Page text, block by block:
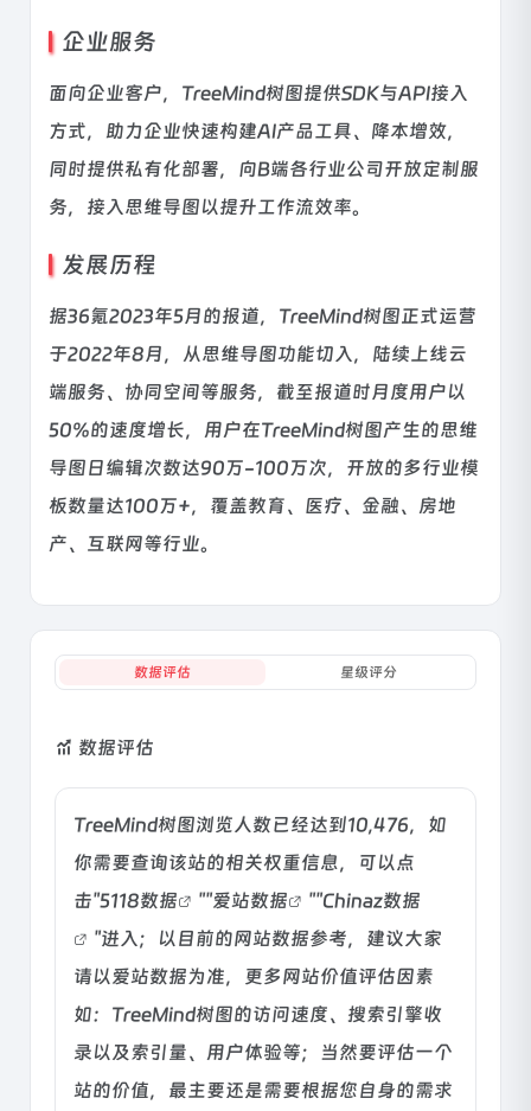
企业服务
面向企业客户，TreeMind树图提供SDK与API接入
方式，助力企业快速构建AI产品工具、降本增效，
同时提供私有化部署，向B端各行业公司开放定制服
务，接入思维导图以提升工作流效率。
发展历程
据36氪2023年5月的报道，TreeMind树图正式运营
于2022年8月，从思维导图功能切入，陆续上线云
端服务、协同空间等服务，截至报道时月度用户以
50%的速度增长，用户在TreeMind树图产生的思维
导图日编辑次数达90万-100万次，开放的多行业模
板数量达100万+，覆盖教育、医疗、金融、房地
产、互联网等行业。
数据评估 星级评分
数据评估
TreeMind树图浏览人数已经达到10,476，如
你需要查询该站的相关权重信息，可以点
击"5118数据 ""爱站数据 ""Chinaz数据
"进入；以目前的网站数据参考，建议大家
请以爱站数据为准，更多网站价值评估因素
如：TreeMind树图的访问速度、搜索引擎收
录以及索引量、用户体验等；当然要评估一个
站的价值，最主要还是需要根据您自身的需求